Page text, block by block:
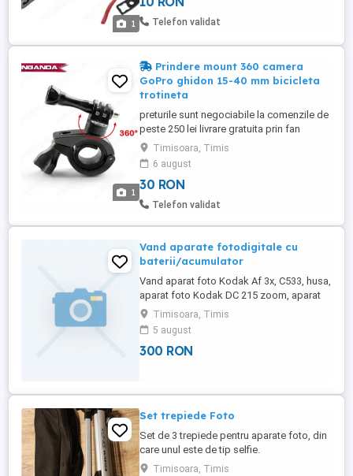
1
camera de actiune cu prindere de GoPro 4
accesorii pt camerele GoPro prelungitor
Telefon validat
1
Prindere mount 360 camera
GoPro ghidon 15-40 mm bicicleta
trotineta
preturile sunt negociabile la comenzile de
peste 250 lei livrare gratuita prin fan
courier, detalii la telefon la nr din anunt
toate produsele sunt noi prindere mount
pentru camerele GoPro sau pentru orice
camera de actiune cu prindere de GoPro
pentru ghidoane cu diametru cuprins intre
Timisoara, Timis
6 august
30 RON
Telefon validat
Vand aparate fotodigitale cu
baterii/acumulator
Vand aparat foto Kodak Af 3x, C533, husa,
aparat foto Kodak DC 215 zoom, aparat
foto Smena (CMEHA) 8M, aparat Chinon
35 F-EE auto flash, aparat foto Wizen SM
111 DX.
Timisoara, Timis
5 august
300 RON
Set trepiede Foto
Set de 3 trepiede pentru aparate foto, din
care unul este de tip selfie.
Timisoara, Timis